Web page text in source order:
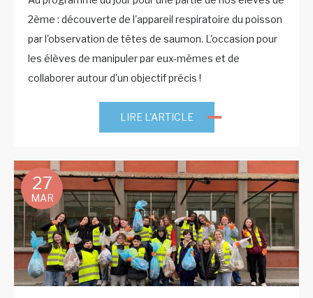
2ème : découverte de l'appareil respiratoire du poisson
par l'observation de têtes de saumon. L'occasion pour
les élèves de manipuler par eux-mêmes et de
collaborer autour d'un objectif précis !
LIRE L'ARTICLE
27
MAR